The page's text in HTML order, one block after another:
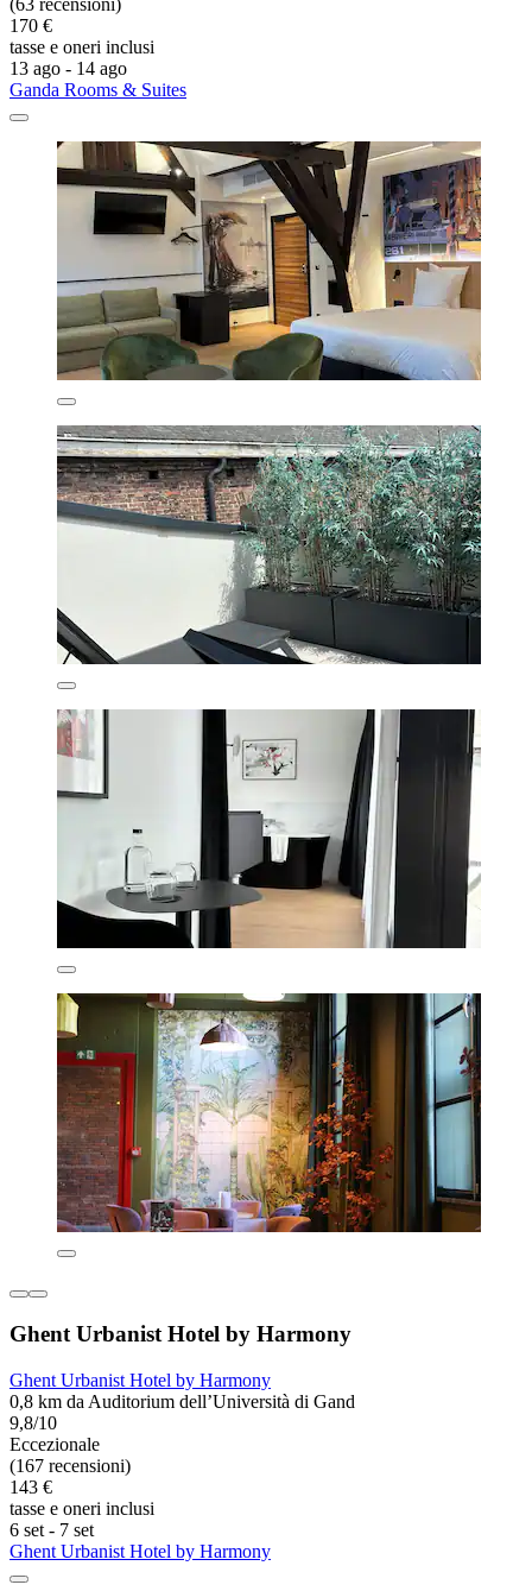
(63 recensioni)
170 €
tasse e oneri inclusi
13 ago - 14 ago
Ganda Rooms & Suites
Ghent Urbanist Hotel by Harmony
Ghent Urbanist Hotel by Harmony
0,8 km da Auditorium dell’Università di Gand
9,8/10
Eccezionale
(167 recensioni)
143 €
tasse e oneri inclusi
6 set - 7 set
Ghent Urbanist Hotel by Harmony